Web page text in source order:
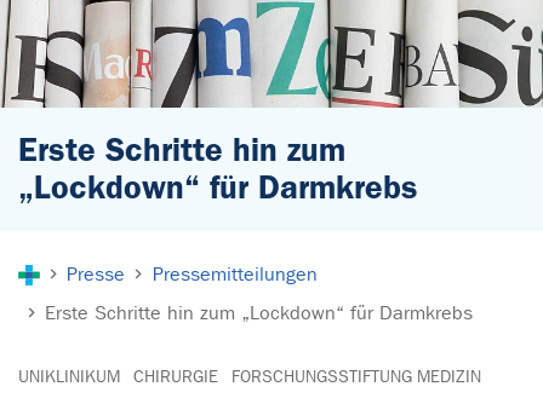
Erste Schritte hin zum
„Lockdown“ für Darmkrebs
Presse
Pressemitteilungen
Erste Schritte hin zum „Lockdown“ für Darmkrebs
UNIKLINIKUM CHIRURGIE FORSCHUNGSSTIFTUNG MEDIZIN